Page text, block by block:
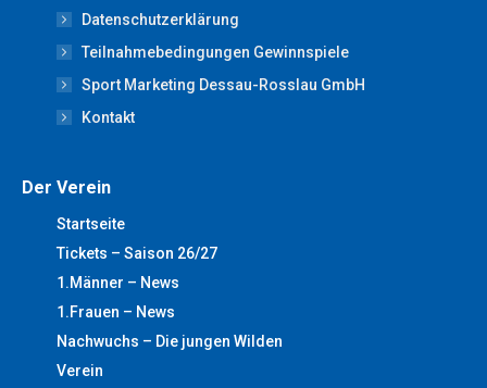
new
window
new
window
new
window
new
window
new
window
Datenschutzerklärung
Teilnahmebedingungen Gewinnspiele
Sport Marketing Dessau-Rosslau GmbH
Kontakt
Der Verein
Startseite
Tickets – Saison 26/27
1.Männer – News
1.Frauen – News
Nachwuchs – Die jungen Wilden
Verein